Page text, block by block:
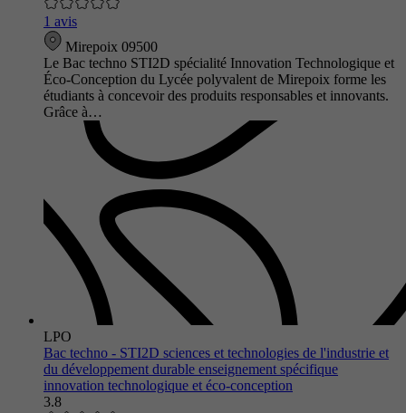
1 avis
Mirepoix 09500
Le Bac techno STI2D spécialité Innovation Technologique et
Éco-Conception du Lycée polyvalent de Mirepoix forme les
étudiants à concevoir des produits responsables et innovants.
Grâce à…
LPO
Bac techno - STI2D sciences et technologies de l'industrie et
du développement durable enseignement spécifique
innovation technologique et éco-conception
3.8